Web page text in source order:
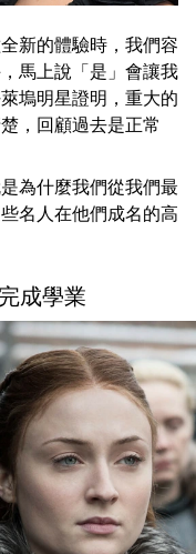
新的體驗時，我們容
馬上說「是」會讓我
塢明星證明，重大的
，回顧過去是正常
為什麼我們從我們最
名人在他們成名的高
成學業